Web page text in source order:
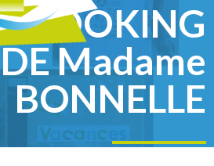
DE Madame
BONNELLE